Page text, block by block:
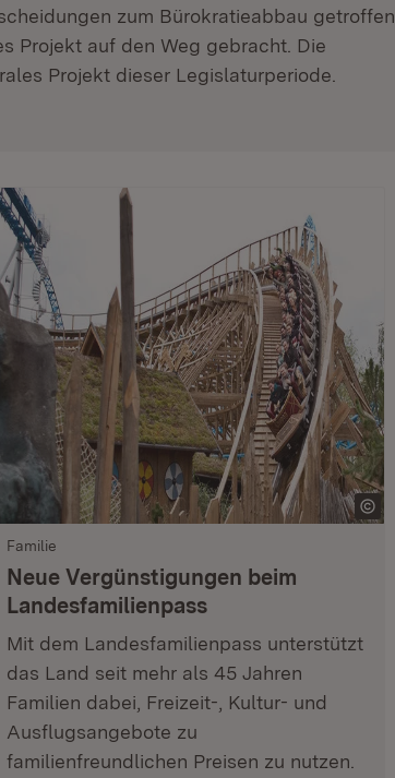
zum Bürokratieabbau getroffen
Projekt auf den Weg gebracht. Die
Projekt dieser Legislaturperiode.
Familie
Neue Vergünstigungen beim
Landesfamilienpass
Mit dem Landesfamilienpass unterstützt
das Land seit mehr als 45 Jahren
Familien dabei, Freizeit-, Kultur- und
Ausflugsangebote zu
familienfreundlichen Preisen zu nutzen.